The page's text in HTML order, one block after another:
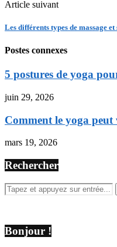
Article suivant
Les différents types de massage
Postes connexes
5 postures de yoga
juin 29, 2026
Comment le yoga
mars 19, 2026
Rechercher
Bonjour !